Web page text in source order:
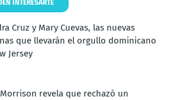
INTERESARTE
Cruz y Mary Cuevas, las nuevas
que llevarán el orgullo dominicano
Jersey
revela que rechazó un